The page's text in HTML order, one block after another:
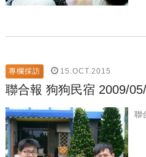
專欄採訪 15.OCT.2015
聯合報 狗狗民宿 2009/
聯